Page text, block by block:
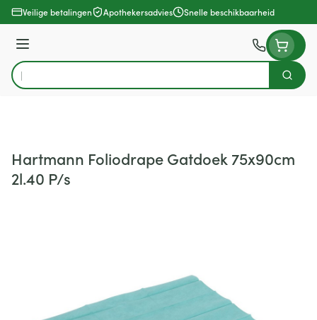
Ga naar de inhoud
Veilige betalingen Apothekersadvies Snelle beschikbaarheid
Menu
Product, merk, categorie...
Zoek
Hartmann Foliodrape Gatdoek 75x90cm
2l.40 P/s